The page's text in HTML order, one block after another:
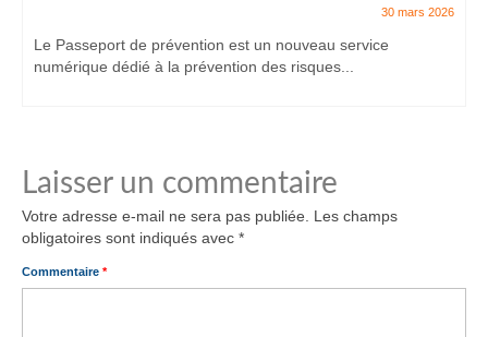
30 mars 2026
Le Passeport de prévention est un nouveau service
numérique dédié à la prévention des risques...
Laisser un commentaire
Votre adresse e-mail ne sera pas publiée.
Les champs
obligatoires sont indiqués avec *
Commentaire *